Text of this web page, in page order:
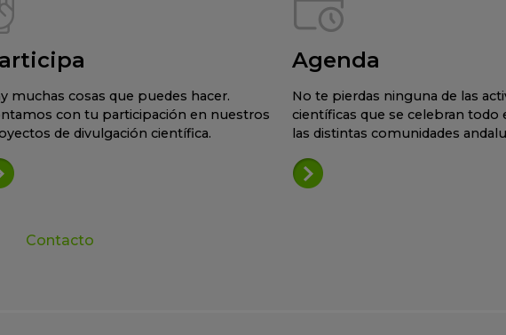
muchas cosas que puedes hacer.
con tu participación en nuestros
de divulgación científica.
Agenda
No te pierdas ninguna de las
científicas que se celebran todo
las distintas comunidades
Contacto